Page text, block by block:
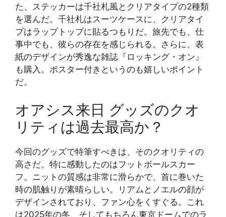
た、ステッカーは千社札風とクリアタイプの2種類
を選んだ。千社札はスーツケースに、クリアタイ
プはラップトップに貼るつもりだ。旅先でも、仕
事中でも、彼らの存在を感じられる。さらに、表
紙のデザインが秀逸な雑誌『ロッキング・オン』
も購入。ポスター付きというのも嬉しいポイント
だ。
オアシス来日 グッズのクオ
リティは過去最高か？
今回のグッズで特筆すべきは、そのクオリティの
高さだ。特に感動したのはフットボールスカー
フ。ニットの質感は非常に滑らかで、首に巻いた
時の肌触りが素晴らしい。リアムとノエルの顔が
デザインされており、ファン心をくすぐる。これ
は2025年の冬、そしてもちろん東京ドームでのラ